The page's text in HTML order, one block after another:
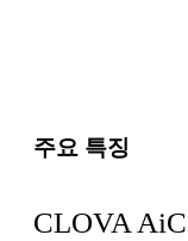
주요 특징
CLOVA